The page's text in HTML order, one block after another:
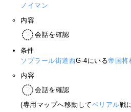
ノイマン
内容
会話を確認
条件
ソプラール街道西G-4にいる帝国将
内容
会話を確認
(専用マップへ移動してベリアル戦